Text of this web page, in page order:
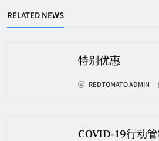
RELATED NEWS
特别优惠
REDTOMATO ADMIN
COVID-19行动